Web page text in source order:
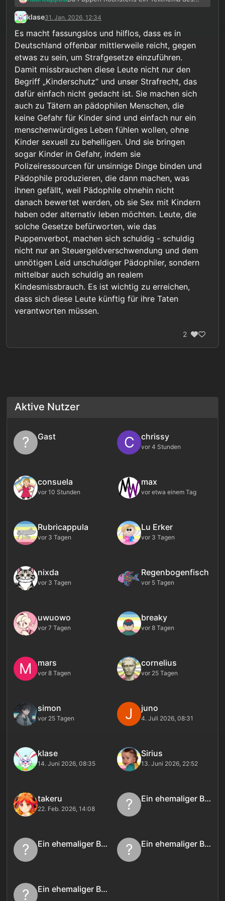
ganzen sind, lässt definitiv nicht nur Beier
KTW schlecht aussehen. Zumal je nach
Meinungen herrschen können. Die Person
an meinem Standort (die für mich zuständig
war) ist auch sehr dagegen.
klase31. Jan. 2026, 12:34
Es macht fassungslos und hilflos, dass es in
Deutschland offenbar mittlerweile reicht, gegen
etwas zu sein, um Strafgesetze einzuführen.
Damit missbrauchen diese Leute nicht nur den
Begriff „Kinderschutz“ und unser Strafrecht, das
dafür einfach nicht gedacht ist. Sie machen sich
auch zu Tätern an pädophilen Menschen, die
keine Gefahr für Kinder sind und einfach nur ein
menschenwürdiges Leben fühlen wollen, ohne
Kinder sexuell zu behelligen. Und sie bringen
sogar Kinder in Gefahr, indem sie
Polizeiressourcen für unsinnige Dinge binden und
Pädophile produzieren, die dann machen, was
ihnen gefällt, weil Pädophile ohnehin nicht
danach bewertet werden, ob sie Sex mit Kindern
haben oder alternativ leben möchten. Leute, die
solche Gesetze befürworten, wie das
Puppenverbot, machen sich schuldig - schuldig
nicht nur an Steuergeldverschwendung und dem
unnötigen Leid unschuldiger Pädophiler, sondern
mittelbar auch schuldig an realem
Kindesmissbrauch. Es ist wichtig zu erreichen,
dass sich diese Leute künftig für ihre Taten
verantworten müssen.
2
Aktive Nutzer
? Gast C chrissy
vor 4 Stunden
consuela
vor 10 Stunden
max
vor etwa einem Tag
Rubricappula
vor 3 Tagen
Lu Erker
vor 3 Tagen
nixda
vor 3 Tagen
Regenbogenfisch
vor 5 Tagen
uwuowo
vor 7 Tagen
breaky
vor 8 Tagen
M mars
vor 8 Tagen
cornelius
vor 25 Tagen
simon
vor 25 Tagen J juno
4. Juli 2026, 08:31
klase
14. Juni 2026, 08:35
Sirius
13. Juni 2026, 22:52
takeru
22. Feb. 2026, 14:08 ? Ein ehemaliger Benutzer
? Ein ehemaliger Benutzer ? Ein ehemaliger Benutzer
? Ein ehemaliger Benutzer